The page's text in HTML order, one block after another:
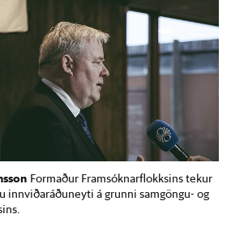
Formaður Framsóknarflokksins tekur
á grunni samgöngu- og